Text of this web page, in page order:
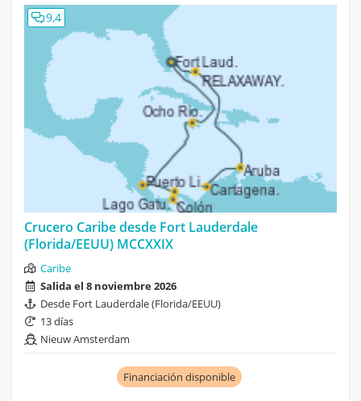
9,4
Crucero Caribe desde Fort Lauderdale
(Florida/EEUU) MCCXXIX
Caribe
Salida el 8 noviembre 2026
Desde Fort Lauderdale (Florida/EEUU)
13 días
Nieuw Amsterdam
Financiación disponible